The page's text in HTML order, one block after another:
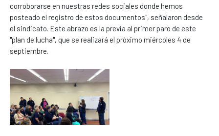
corroborarse en nuestras redes sociales donde hemos
posteado el registro de estos documentos", señalaron desde
el sindicato. Este abrazo es la previa al primer paro de este
"plan de lucha", que se realizará el próximo miércoles 4 de
septiembre.